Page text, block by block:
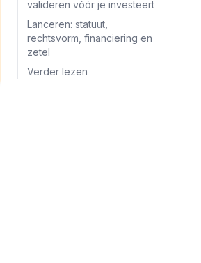
valideren vóór je investeert
Lanceren: statuut,
rechtsvorm, financiering en
zetel
Verder lezen